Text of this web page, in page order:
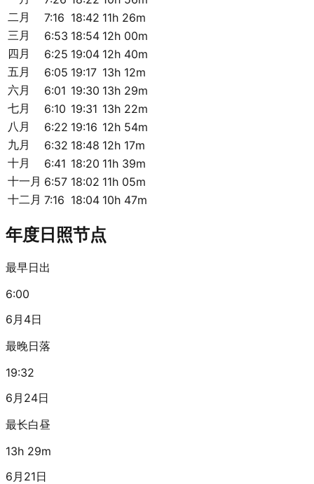
二月
7:16 18:42 11h 26m
三月
6:53 18:54 12h 00m
四月
6:25 19:04 12h 40m
五月
6:05 19:17 13h 12m
六月
6:01 19:30 13h 29m
七月
6:10 19:31 13h 22m
八月
6:22 19:16 12h 54m
九月
6:32 18:48 12h 17m
十月
6:41 18:20 11h 39m
十一月 6:57 18:02 11h 05m
十二月 7:16 18:04 10h 47m
年度日照节点
最早日出
6:00
6月4日
最晚日落
19:32
6月24日
最长白昼
13h 29m
6月21日